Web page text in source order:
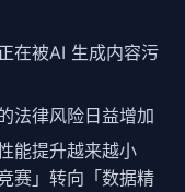
在被AI 生成内容污
法律风险日益增加
能提升越来越小
赛」转向「数据精